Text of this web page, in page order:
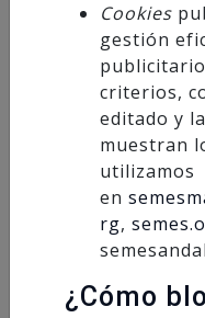
Cardio Máster,
correcto
La actividad ha
procedentes de
andaluzas,
participación de
manifiesto el
Cookies
gestión
criterios,
editado y
muestran
utilizamos
en
rg,
¿Cómo